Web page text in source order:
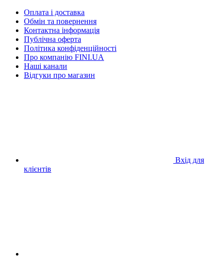
Оплата і доставка
Обмін та повернення
Контактна інформація
Публічна оферта
Політика конфіденційності
Про компанію FINI.UA
Наші канали
Відгуки про магазин
Вхід для
клієнтів